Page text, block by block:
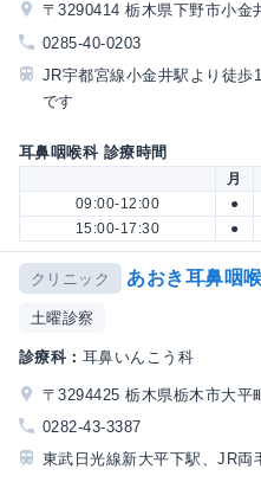
〒3290414 栃木県下野市小金
0285-40-0203
JR宇都宮線小金井駅より徒
です
耳鼻咽喉科 診療時間
月
09:00-12:00
●
15:00-17:30
●
クリニック あおき耳鼻咽
土曜診察
診療科： 耳鼻いんこう科
〒3294425 栃木県栃木市大平
0282-43-3387
東武日光線新大平下駅、JR両